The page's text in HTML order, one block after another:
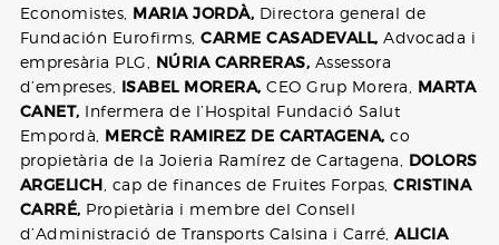
Economistes, MARIA JORDÀ, Directora general de
Fundación Eurofirms,CARME CASADEVALL,Advocada i
empresària PLG, NÚRIA CARRERAS, Assessora
d’empreses, ISABEL MORERA,CEO Grup Morera, MARTA
CANET, Infermera de l’Hospital Fundació Salut
Empordà, MERCÈ RAMIREZ DE CARTAGENA,co
propietària de la Joieria Ramírez de Cartagena, DOLORS
ARGELICH , cap de finances de Fruites Forpas,CRISTINA
CARRÉ, Propietària i membre del Consell
d’Administració de Transports Calsina i Carré,ALICIA